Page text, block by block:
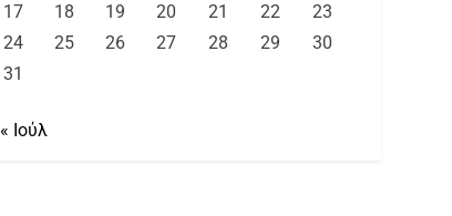
17
18 19 20 21 22
23
24
25 26 27 28 29
30
31
« Ιούλ